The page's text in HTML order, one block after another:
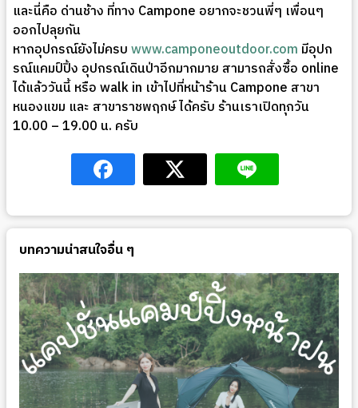
และนี่คือ ด่านช้าง ที่ทาง Campone อยากจะชวนพี่ๆ เพื่อนๆ
ออกไปลุยกัน
หากอุปกรณ์ยังไม่ครบwww.camponeoutdoor.com มีอุปก
รณ์แคมป์ปิ้ง อุปกรณ์เดินป่าอีกมากมาย สามารถสั่งซื้อ online
ได้แล้ววันนี้ หรือ walk in เข้าไปที่หน้าร้าน Campone สาขา
หนองแขม และ สาขาราชพฤกษ์ ได้ครับ ร้านเราเปิดทุกวัน
10.00 – 19.00 น. ครับ
บทความน่าสนใจอื่น ๆ